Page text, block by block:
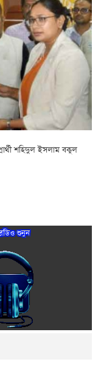
শহিদুল ইসলাম বকুল
শুনুন